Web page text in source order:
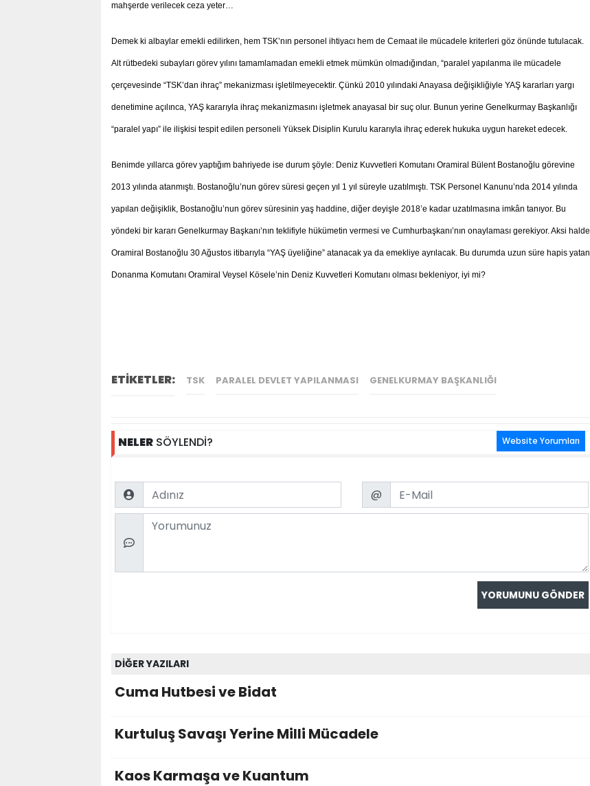
mahşerde verilecek ceza yeter…
Demek ki albaylar emekli edilirken, hem TSK’nın personel ihtiyacı hem de Cemaat ile mücadele kriterleri göz önünde tutulacak.
Alt rütbedeki subayları görev yılını tamamlamadan emekli etmek mümkün olmadığından, “paralel yapılanma ile mücadele
çerçevesinde “TSK’dan ihraç” mekanizması işletilmeyecektir. Çünkü 2010 yılındaki Anayasa değişikliğiyle YAŞ kararları yargı
denetimine açılınca, YAŞ kararıyla ihraç mekanizmasını işletmek anayasal bir suç olur. Bunun yerine Genelkurmay Başkanlığı
“paralel yapı” ile ilişkisi tespit edilen personeli Yüksek Disiplin Kurulu kararıyla ihraç ederek hukuka uygun hareket edecek.
Benimde yıllarca görev yaptığım bahriyede ise durum şöyle: Deniz Kuvvetleri Komutanı Oramiral Bülent Bostanoğlu görevine
2013 yılında atanmıştı. Bostanoğlu’nun görev süresi geçen yıl 1 yıl süreyle uzatılmıştı. TSK Personel Kanunu’nda 2014 yılında
yapılan değişiklik, Bostanoğlu’nun görev süresinin yaş haddine, diğer deyişle 2018’e kadar uzatılmasına imkân tanıyor. Bu
yöndeki bir kararı Genelkurmay Başkanı’nın teklifiyle hükümetin vermesi ve Cumhurbaşkanı’nın onaylaması gerekiyor. Aksi halde
Oramiral Bostanoğlu 30 Ağustos itibarıyla “YAŞ üyeliğine” atanacak ya da emekliye ayrılacak. Bu durumda uzun süre hapis yatan
Donanma Komutanı Oramiral Veysel Kösele’nin Deniz Kuvvetleri Komutanı olması bekleniyor, iyi mi?
ETİKETLER: TSK PARALEL DEVLET YAPILANMASI GENELKURMAY BAŞKANLIĞI
NELER SÖYLENDİ? Website Yorumları
Name Email
@
Comment
DİĞER YAZILARI
Cuma Hutbesi ve Bidat
Kurtuluş Savaşı Yerine Milli Mücadele
Kaos Karmaşa ve Kuantum